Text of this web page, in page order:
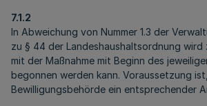
7.1.2
In Abweichung von Nummer 1.3 der
zu § 44 der Landeshaushaltsordnung wird
mit der Maßnahme mit Beginn des
begonnen werden kann. Voraussetzung
Bewilligungsbehörde ein entsprechender